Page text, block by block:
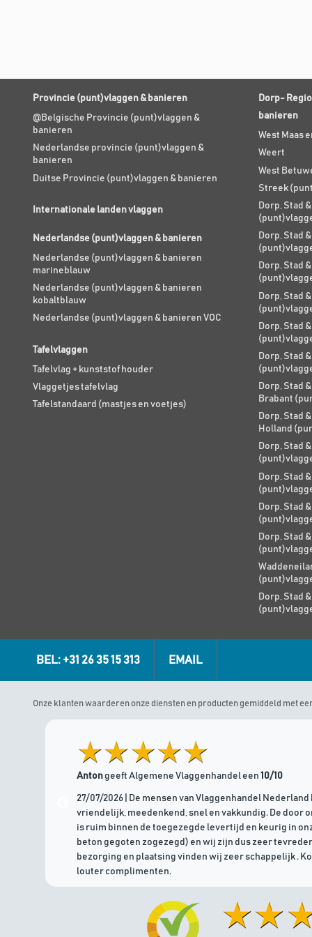
Provincie (punt)vlaggen & banieren
@Belgische Provincie (punt)vlaggen &
banieren
Nederlandse provincie (punt)vlaggen &
banieren
Duitse Provincie (punt)vlaggen & banieren
Internationale landen vlaggen
Nederlandse (punt)vlaggen & banieren
Nederlandse (punt)vlaggen & banieren
marineblauw
Nederlandse (punt)vlaggen & banieren
kobaltblauw
Nederlandse (punt)vlaggen & banieren VOC
Tafelvlaggen
Tafelvlag + kunststof houder
Vlaggetjes tafelvlag
Tafelstandaard (mastjes en voetjes)
Dorp-
banieren
West Maas
Weert
West
Streek
Dorp, Stad
Dorp, Stad
Dorp, Stad
Dorp, Stad
Dorp, Stad
Dorp, Stad
Dorp, Stad
Brabant
Dorp, Stad
Holland
Dorp, Stad
Dorp, Stad
Dorp, Stad
Dorp, Stad
Dorp, Stad
BEL: +31 26 35 15 313 EMAIL
Onze klanten waarderen onze diensten en producten gemiddeld met
Antongeeft Algemene Vlaggenhandel een 10/10
27/07/2026 | De mensen van Vlaggenhandel
vriendelijk, meedenkend, snel en vakkundig. De door
is ruim binnen de toegezegde levertijd en keurig in
beton gegoten zogezegd) en wij zijn dus zeer
bezorging en plaatsing vinden wij zeer schappelijk .
louter complimenten.